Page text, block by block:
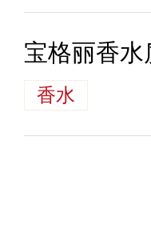
宝格丽香
香水